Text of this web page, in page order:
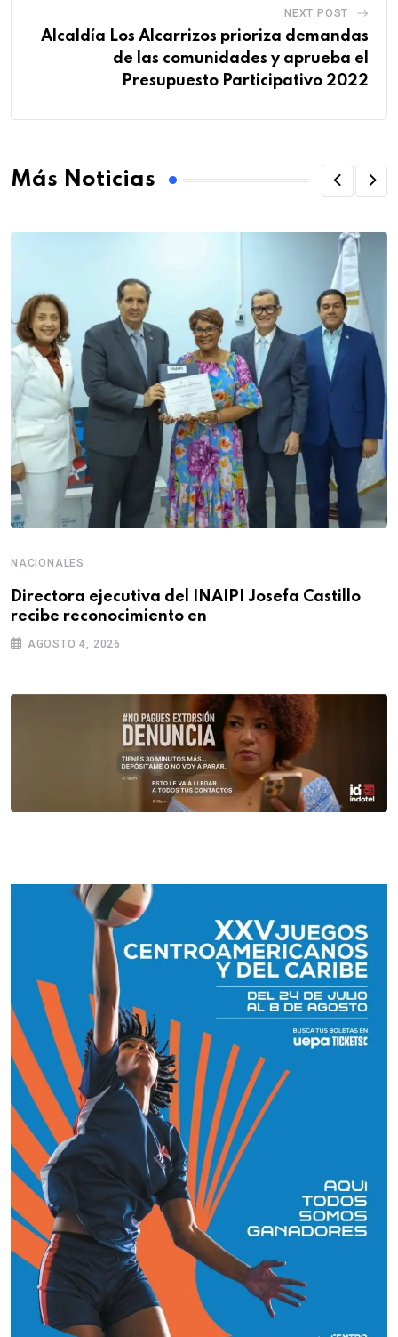
NEXT POST
Alcaldía Los Alcarrizos prioriza demandas
de las comunidades y aprueba el
Presupuesto Participativo 2022
Más Noticias
NACIONALES
Directora ejecutiva del INAIPI Josefa Castillo
recibe reconocimiento en
AGOSTO 4, 2026